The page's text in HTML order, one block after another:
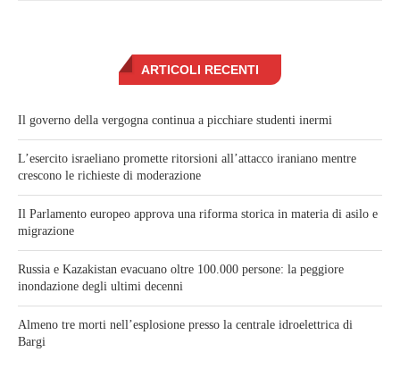
ARTICOLI RECENTI
Il governo della vergogna continua a picchiare studenti inermi
L’esercito israeliano promette ritorsioni all’attacco iraniano mentre
crescono le richieste di moderazione
Il Parlamento europeo approva una riforma storica in materia di asilo e
migrazione
Russia e Kazakistan evacuano oltre 100.000 persone: la peggiore
inondazione degli ultimi decenni
Almeno tre morti nell’esplosione presso la centrale idroelettrica di
Bargi